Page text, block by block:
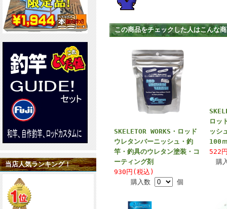
当店人気ランキング！
この商品をチェックした人はこんな
SKELETOR WORKS・ロッド
ウレタンバーニッシュ・釣
竿・釣具のウレタン塗装・コ
ーティング剤
930円(税込)
購入数
個
ロッ
ッシ
100
522
購